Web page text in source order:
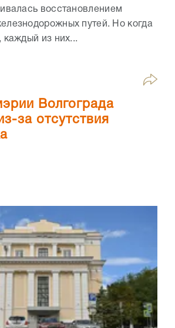
восстановлением
путей. Но когда
каждый из них...
Волгограда
за отсутствия